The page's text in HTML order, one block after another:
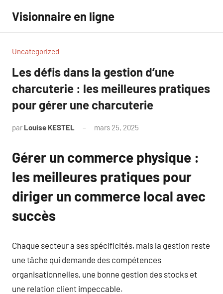
contenu
Visionnaire en ligne
Uncategorized
Les défis dans la gestion d’une
charcuterie : les meilleures pratiques
pour gérer une charcuterie
par Louise KESTEL mars 25, 2025
Gérer un commerce physique :
les meilleures pratiques pour
diriger un commerce local avec
succès
Chaque secteur a ses spécificités, mais la gestion reste
une tâche qui demande des compétences
organisationnelles, une bonne gestion des stocks et
une relation client impeccable.